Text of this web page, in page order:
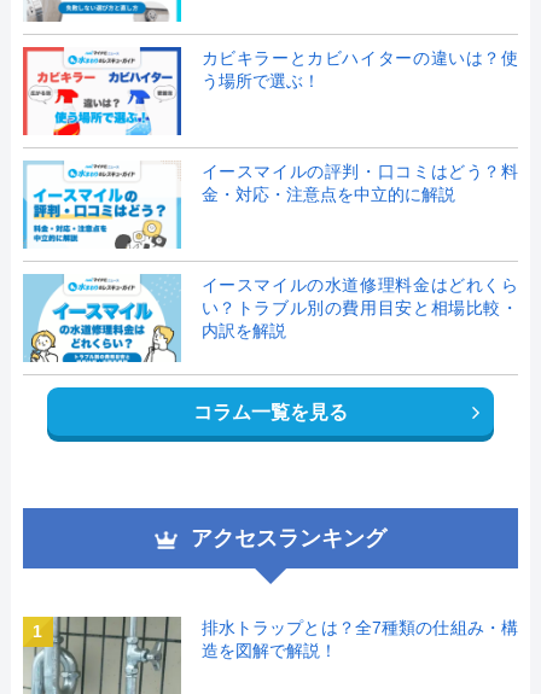
カビキラーとカビハイターの違いは？使
う場所で選ぶ！
イースマイルの評判・口コミはどう？料
金・対応・注意点を中立的に解説
イースマイルの水道修理料金はどれくら
い？トラブル別の費用目安と相場比較・
内訳を解説
コラム一覧を見る
アクセスランキング
1
排水トラップとは？全7種類の仕組み・構
造を図解で解説！